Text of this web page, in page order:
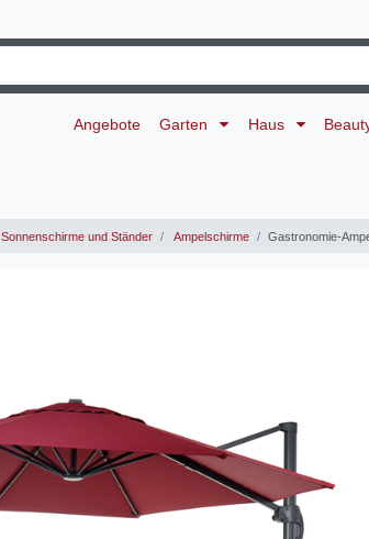
Angebote Garten Haus
Sonnenschirme und Ständer Ampelschirme Gastronomie-